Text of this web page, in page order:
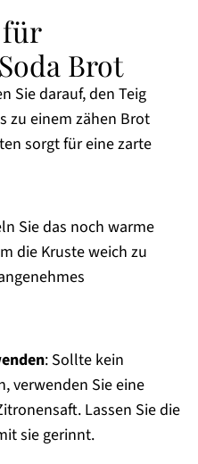
Brot
Sie darauf, den Teig
zu einem zähen Brot
sorgt für eine zarte
Sie das noch warme
die Kruste weich zu
: Sollte kein
verwenden Sie eine
Lassen Sie die
sie gerinnt.